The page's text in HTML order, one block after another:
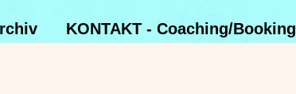
KONTAKT - Coaching/Booking